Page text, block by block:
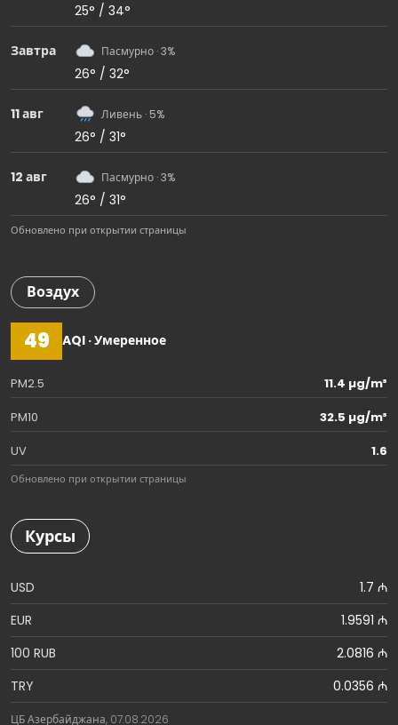
25° / 34°
Завтра Пасмурно · 3%
26° / 32°
11 авг Ливень · 5%
26° / 31°
12 авг Пасмурно · 3%
26° / 31°
Обновлено при открытии страницы
Воздух
49 AQI · Умеренное
PM2.5
11.4 µg/m³
PM10
32.5 µg/m³
UV
1.6
Обновлено при открытии страницы
Курсы
USD
1.7 ₼
EUR
1.9591 ₼
100 RUB
2.0816 ₼
TRY
0.0356 ₼
ЦБ Азербайджана, 07.08.2026